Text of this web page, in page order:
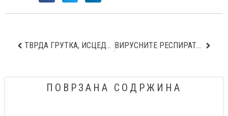
ТВРДА ГРУТКА, ИСЦЕДОК, ЦРВЕНИЛО: КАНЦЕРОТ НА ДОЈКА НЕКОГАШ НЕМА СИМПТОМИ, НО СО САМОПРЕГЛЕДОТ МОЖЕТЕ ДА СИ ГО СПАСИТЕ ЖИВОТОТ ВИРУСНИТЕ РЕСПИРАТОРНИ ИНФЕКЦИИ ГИ МАЧАТ ДЕЦАТА КАКО ДА СЕ СПРАВИТЕ?
ПОВРЗАНА СОДРЖИНА